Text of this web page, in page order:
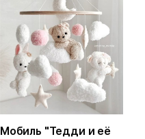
Мобиль "Тедди и её